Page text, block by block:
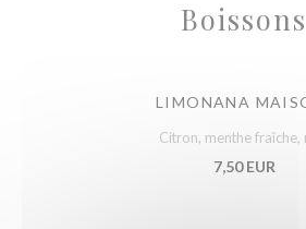
Boissons
LIMONANA
Citron, menthe fraîche,
7,50 EUR